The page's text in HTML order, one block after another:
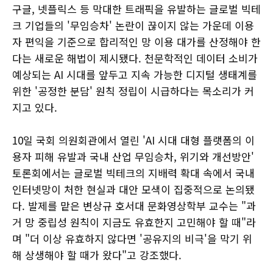
구글, 넷플릭스 등 막대한 트래픽을 유발하는 글로벌 빅테
크 기업들의 '무임승차' 논란이 끊이지 않는 가운데 이용
자 편익을 기준으로 합리적인 망 이용 대가를 산정해야 한
다는 새로운 해법이 제시됐다. 천문학적인 데이터 소비가
예상되는 AI 시대를 앞두고 지속 가능한 디지털 생태계를
위한 '공정한 분담' 원칙 정립이 시급하다는 목소리가 커
지고 있다.
10일 국회 의원회관에서 열린 'AI 시대 대형 플랫폼의 이
용자 피해 유발과 국내 산업 무임승차, 위기와 개선방안'
토론회에서는 글로벌 빅테크의 지배력 확대 속에서 국내
인터넷망이 처한 현실과 대안 모색이 집중적으로 논의됐
다. 발제를 맡은 변상규 호서대 문화영상학부 교수는 "과
거 망 중립성 원칙이 지금도 유효한지 고민해야 할 때"라
며 "더 이상 유효하지 않다면 '공유지의 비극'을 막기 위
해 상생해야 할 때가 왔다"고 강조했다.